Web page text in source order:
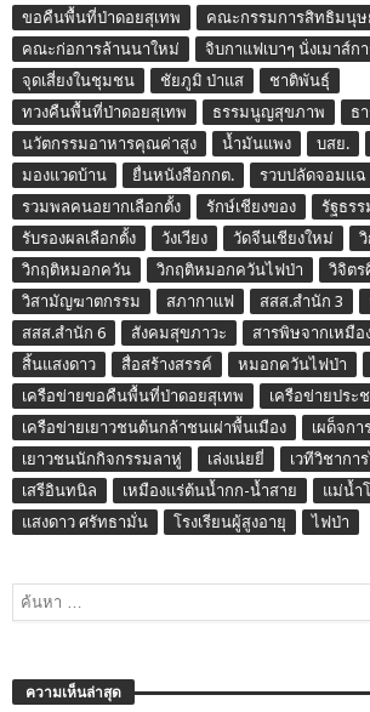
ขอคืนพื้นที่ป่าดอยสุเทพ
คณะกรรมการสิทธิมนุ
คณะก่อการล้านนาใหม่
จิบกาแฟเบาๆ นั่งเมาส์กา
จุดเสี่ยงในชุมชน
ชัยภูมิ ป่าแส
ชาติพันธุ์
ทวงคืนพื้นที่ป่าดอยสุเทพ
ธรรมนูญสุขภาพ
ธ
นวัตกรรมอาหารคุณค่าสูง
น้ำมันแพง บสย.
มองแวดบ้าน
ยื่นหนังสือกกต.
รวบปลัดจอมแฉ
รวมพลคนอยากเลือกตั้ง
รักษ์เชียงของ
รัฐธร
รับรองผลเลือกตั้ง
วังเวียง วัดจีนเชียงใหม่
วิกฤติหมอกควัน
วิกฤติหมอกควันไฟป่า
วิจิตร
วิสามัญฆาตกรรม
สภากาแฟ สสส.สำนัก 3
สสส.สำนัก 6
สังคมสุขภาวะ
สารพิษจากเหมือ
สิ้นแสงดาว
สื่อสร้างสรรค์ หมอกควันไฟป่า
เครือข่ายขอคืนพื้นที่ป่าดอยสุเทพ
เครือข่ายประ
เครือข่ายเยาวชนต้นกล้าชนเผ่าพื้นเมือง
เผด็จกา
เยาวชนนักกิจกรรมลาหู่
เล่งเน่ยยี่
เวทีวิชากา
เสรีอินทนิล
เหมืองแร่ต้นน้ำกก-น้ำสาย แม่น้ำ
แสงดาว ศรัทธามั่น
โรงเรียนผู้สูงอายุ ไฟป่า
ความเห็นล่าสุด